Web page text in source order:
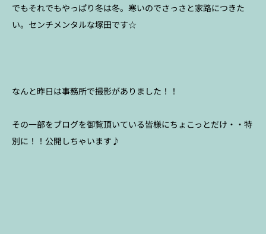
でもそれでもやっぱり冬は冬。寒いのでさっさと家路につきた
い。センチメンタルな塚田です☆
なんと昨日は事務所で撮影がありました！！
その一部をブログを御覧頂いている皆様にちょこっとだけ・・特
別に！！公開しちゃいます♪